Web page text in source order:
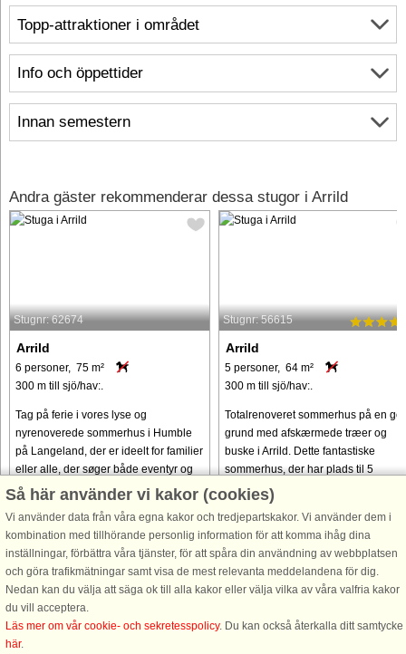
Info och öppettider
Innan semestern
Topp-attraktioner i området
Andra gäster rekommenderar dessa stugor i Arrild
Stugnr: 62674
Arrild
6 personer, 75 m²
300 m till sjö/hav:.
Tag på ferie i vores lyse og
nyrenoverede sommerhus i Humble
på Langeland, der er ideelt for familier
eller alle, der søger både eventyr og
afslapning. Huset ligger kun 300
från 4.517 SEK
Stugnr: 56615
Arrild
5 personer, 64 m²
300 m till sjö/hav:.
Totalrenoveret sommerhus på en
grund med afskærmede træer og
buske i Arrild. Dette fantastiske
sommerhus, der har plads til 5
personer fordelt på 3 soveværelser,
indrettet med et veludstyret køkken,
från 5.645 SEK
Så här använder vi kakor (cookies)
Vi använder data från våra egna kakor och tredjepartskakor. Vi använder dem i
kombination med tillhörande personlig information för att komma ihåg dina
inställningar, förbättra våra tjänster, för att spåra din användning av webbplatsen
och göra trafikmätningar samt visa de mest relevanta meddelandena för dig.
Nedan kan du välja att säga ok till alla kakor eller välja vilka av våra valfria kakor
du vill acceptera.
Läs mer om vår cookie- och sekretesspolicy. Du kan också återkalla ditt samtycke
här.